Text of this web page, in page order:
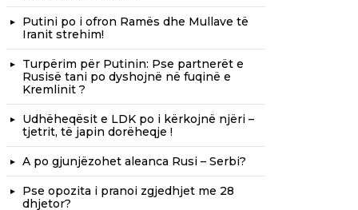
Putini po i ofron Ramës dhe Mullave të
Iranit strehim!
Turpërim për Putinin: Pse partnerët e
Rusisë tani po dyshojnë në fuqinë e
Kremlinit ?
Udhëheqësit e LDK po i kërkojnë njëri –
tjetrit, të japin dorëheqje !
A po gjunjëzohet aleanca Rusi – Serbi?
Pse opozita i pranoi zgjedhjet me 28
dhjetor?